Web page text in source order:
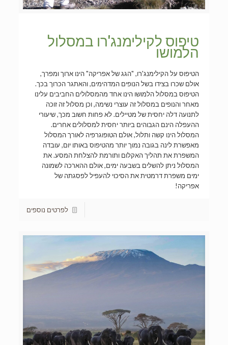
טיפוס לקילימנג'רו במסלול
הלמושו
הטיפוס על הקילימנג'רו, "הגג של אפריקה" הינו ארוך ומפרך,
אולם שכרו בצידו בשל הנופים המדהימים, והאתגר הכרוך בכך.
הטיפוס במסלול הלמושו הינו אחד מהמסלולים החביבים עלינו
מאחר והנופים במסלול זה עוצרי נשימה, וכן מסלול זה זוכה
לתנועה דלה יחסית של מטיילים. לא פחות חשוב מכך, שיעורי
ההעפלה הינם הגבוהים ביותר יחסית למסלולים אחרים.
המסלול הינו קשה ותלול, אולם הטופוגרפיה לאורך המסלול
מאפשרת לינה בגובה נמוך יותר מהטיפוס באותו יום, עובדה
המשפרת את תהליך האקלום ותורמת להצלחת המסע. את
המסלול ניתן להשלים בשבעה ימים, אולם ההארכה לשמונה
ימים משפרת דרמטית את הסיכוי להעפיל לפסגתה של
אפריקה!
לפרטים נוספים